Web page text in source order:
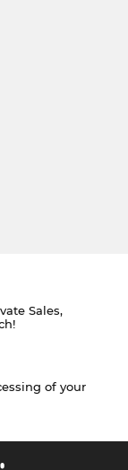
Sales,
of your